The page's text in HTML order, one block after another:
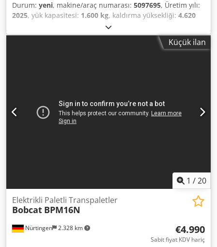
Durum: yeni, makine/araç numarası: 5097695, Üretim yılı:
2025, yük kapasitesi: 1.600 kg, kaldırma yüksekliği: 4.620
1.400 mm
yakıt türü:elektrikli, direk tipi:triplex, inşaat yüksekliği:
, çatalların uzunluğu:Küçük ilan
1 /20
Nürtingen 2.328 km
Elektrikli Paletli Transpaletler
Bobcat BPM16N
€4.990
Sabit fiyat KDV hariç